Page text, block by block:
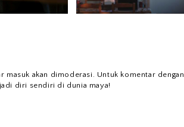
masuk akan dimoderasi. Untuk komentar dengan
diri sendiri di dunia maya!